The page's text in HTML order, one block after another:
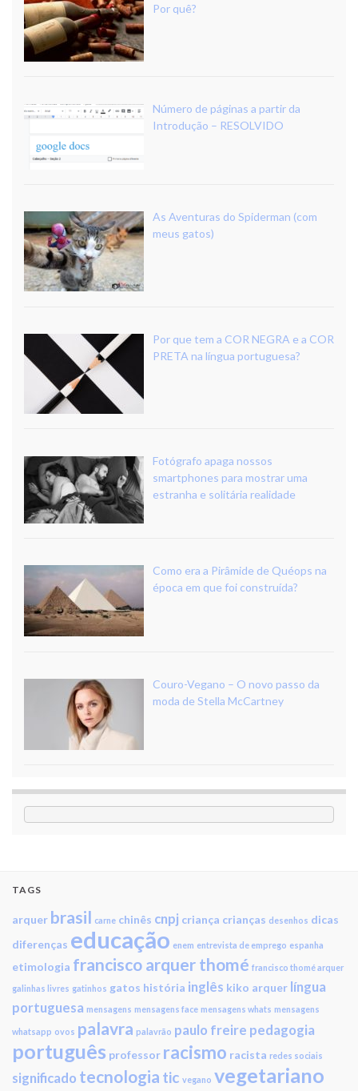
Por quê?
Número de páginas a partir da
Introdução – RESOLVIDO
As Aventuras do Spiderman (com
meus gatos)
Por que tem a COR NEGRA e a COR
PRETA na língua portuguesa?
Fotógrafo apaga nossos
smartphones para mostrar uma
estranha e solitária realidade
Como era a Pirâmide de Quéops na
época em que foi construída?
Couro-Vegano – O novo passo da
moda de Stella McCartney
TAGS
arquer brasil carne chinês cnpj criança crianças desenhos dicas
diferenças educação enem entrevista de emprego espanha
etimologia francisco arquer thomé francisco thomé arquer
galinhas livres gatinhos gatos história inglês kiko arquer língua
portuguesa mensagens mensagens face mensagens whats mensagens
whatsapp ovos palavra palavrão paulo freire pedagogia
português professor racismo racista redes sociais
significado tecnologia tic vegano vegetariano